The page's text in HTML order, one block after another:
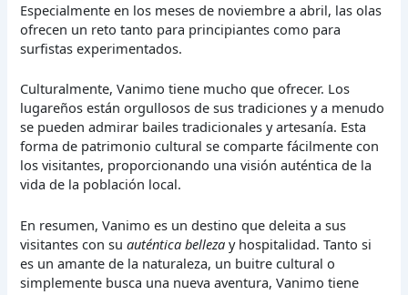
Especialmente en los meses de noviembre a abril, las olas
ofrecen un reto tanto para principiantes como para
surfistas experimentados.
Culturalmente, Vanimo tiene mucho que ofrecer. Los
lugareños están orgullosos de sus tradiciones y a menudo
se pueden admirar bailes tradicionales y artesanía. Esta
forma de patrimonio cultural se comparte fácilmente con
los visitantes, proporcionando una visión auténtica de la
vida de la población local.
En resumen, Vanimo es un destino que deleita a sus
visitantes con suauténtica belleza y hospitalidad. Tanto si
es un amante de la naturaleza, un buitre cultural o
simplemente busca una nueva aventura, Vanimo tiene